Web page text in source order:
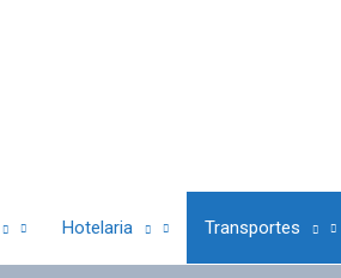
Hotelaria Transportes